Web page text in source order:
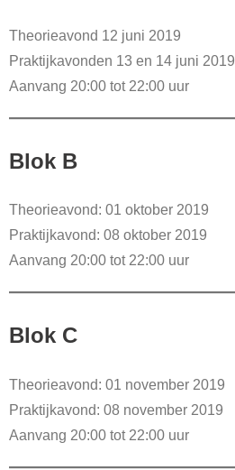
Theorieavond 12 juni 2019
Praktijkavonden 13 en 14 juni 2019
Aanvang 20:00 tot 22:00 uur
Blok B
Theorieavond: 01 oktober 2019
Praktijkavond: 08 oktober 2019
Aanvang 20:00 tot 22:00 uur
Blok C
Theorieavond: 01 november 2019
Praktijkavond: 08 november 2019
Aanvang 20:00 tot 22:00 uur